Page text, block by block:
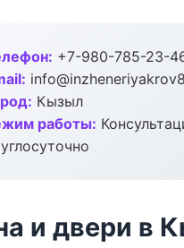
+7-980-785-23-
Кызыл
работы:
и двери в